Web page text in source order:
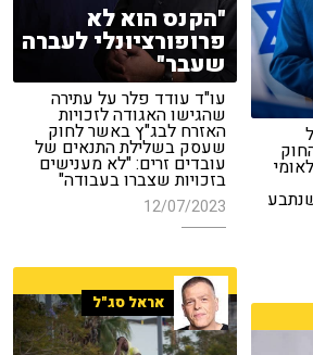
"הקנס הוא לא
פרופורציונלי לעברה
שעבר"
עו"ד עודד פלר על עתירה
שהגישו האגודה לזכויות
האזרח לבג"ץ באשר לחוק
שעסק בשלילת התנאים של
עובדים זרים: "לא מענישים
בזכויות שצברו בעבודה"
12/07/2023
אראל סג"ל